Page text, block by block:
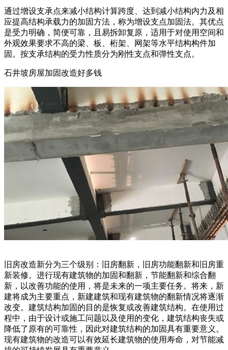
通过增设支承点来减小结构计算跨度、达到减小结构内力及相
应提高结构承载力的加固方法，称为增设支点加固法。其优点
是受力明确，简便可靠，且易拆卸复原，适用于对使用空间和
外观效果要求不高的梁、板、桁架、网架等水平结构构件加
固。按支承结构的受力性质分为刚性支点和弹性支点。
石井坡房屋加固改造好多钱
旧房改造新分为三个级别：旧房翻新，旧房功能翻新和旧房重
新装修。进行现有建筑物的加固和翻新，节能翻新和综合翻
新，以改善功能的使用，将是未来的一项主要任务。将来，新
建将成为主要重点，新建建筑和现有建筑物的翻新情况将逐渐
改变。建筑结构加固的目的是恢复或改善建筑结构。在使用过
程中，由于设计或施工问题以及使用的变化，建筑结构丧失或
降低了原有的可靠性，因此对建筑结构的加固具有重要意义。
现有建筑物的改造可以有效延长建筑物的使用寿命，对节能减